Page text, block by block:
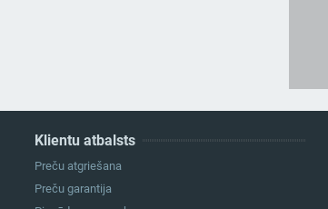
Klientu atbalsts
Preču atgriešana
Preču garantija